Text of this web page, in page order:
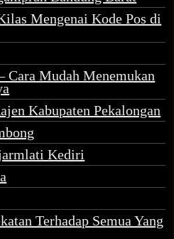
Mengenai Kode Pos di
Cara Mudah Menemukan
Kabupaten Pekalongan
Kediri
Terhadap Semua Yang